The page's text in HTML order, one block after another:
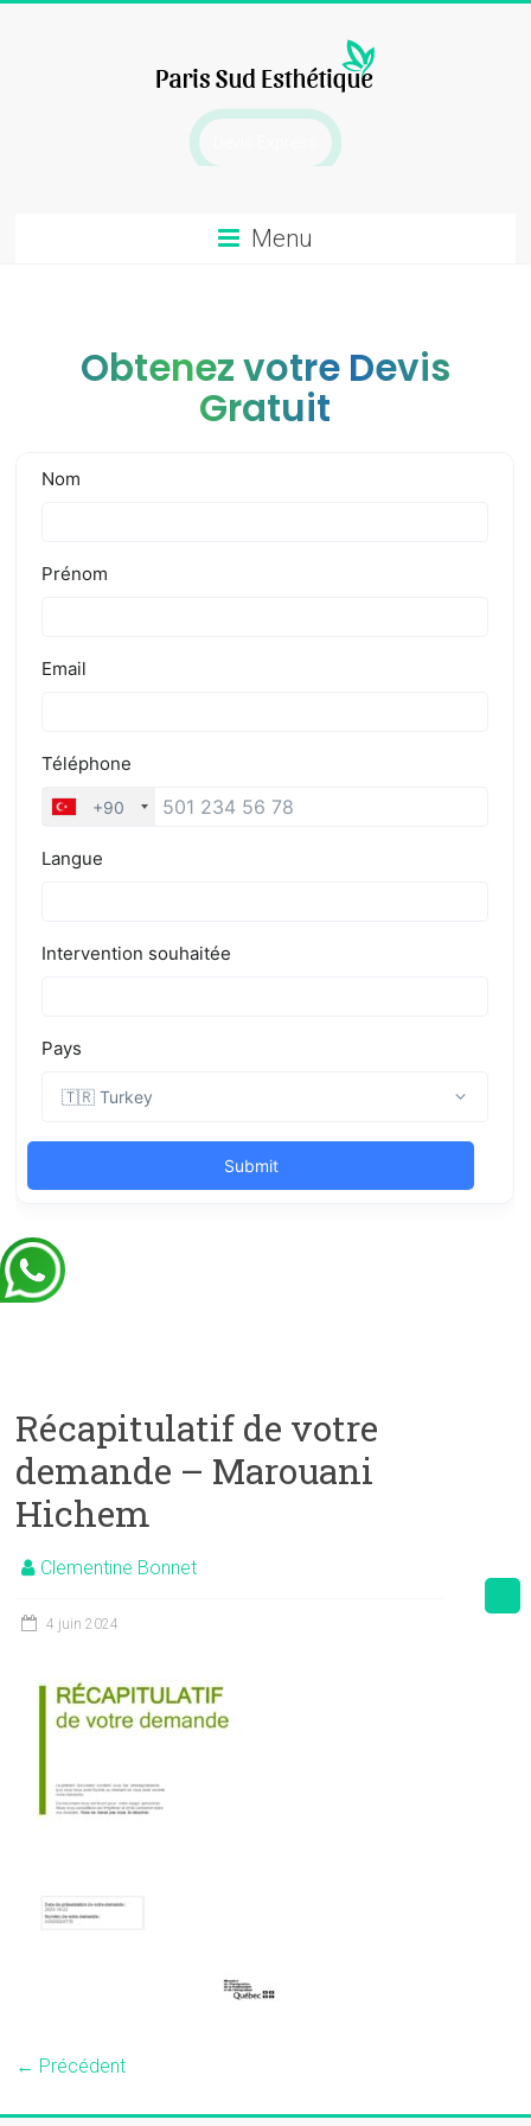
chirurgie
esthetique
Menu
Obtenez votre Devis
Gratuit
Récapitulatif de votre
demande – Marouani
Hichem
Clementine Bonnet
4 juin 2024
← Précédent